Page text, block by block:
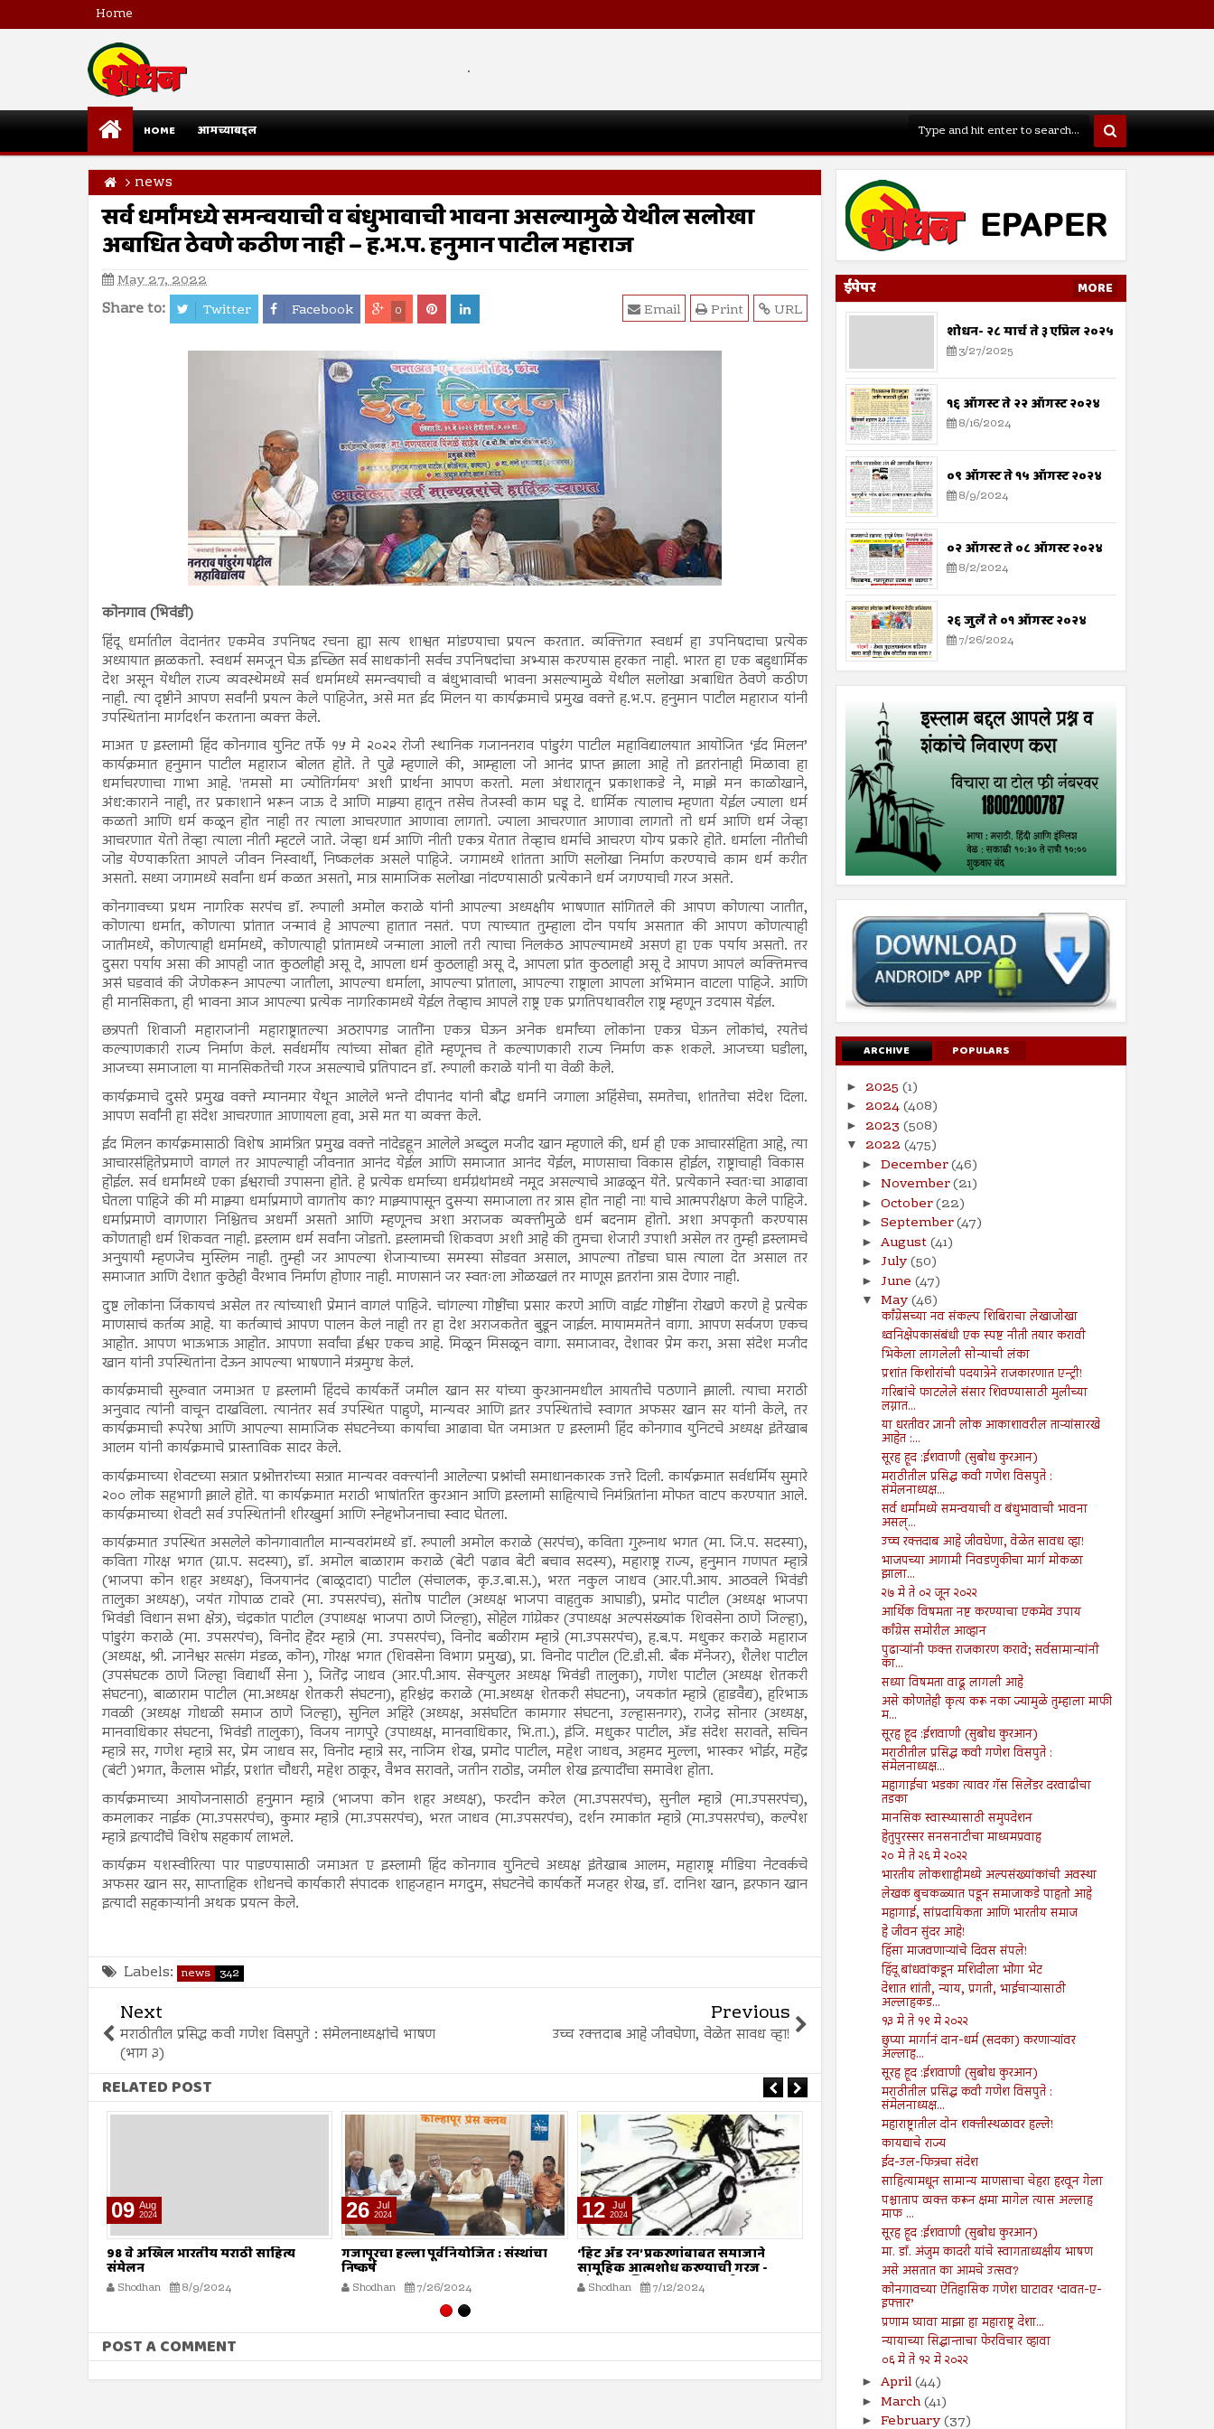
Home
.
HOME आमच्याबद्दल
news
सर्व धर्मांमध्ये समन्वयाची व बंधुभावाची भावना असल्यामुळे येथील सलोखा
अबाधित ठेवणे कठीण नाही – ह.भ.प. हनुमान पाटील महाराज
May 27, 2022
Share to: Twitter Facebook 0 URL
Print
Email
कोनगाव (भिवंडी)
हिंदू धर्मातील वेदानंतर एकमेव उपनिषद रचना ह्या सत्य शाश्वत मांडण्याचा प्रयत्न करतात. व्यक्तिगत स्वधर्म हा उपनिषदाचा प्रत्येक
अध्यायात झळकतो. स्वधर्म समजून घेऊ इच्छित सर्व साधकांनी सर्वच उपनिषदांचा अभ्यास करण्यास हरकत नाही. भारत हा एक बहुधार्मिक
देश असून येथील राज्य व्यवस्थेमध्ये सर्व धर्मामध्ये समन्वयाची व बंधुभावाची भावना असल्यामुळे येथील सलोखा अबाधित ठेवणे कठीण
नाही. त्या दृष्टीने आपण सर्वांनी प्रयत्न केले पाहिजेत, असे मत ईद मिलन या कार्यक्रमाचे प्रमुख वक्ते ह.भ.प. हनुमान पाटील महाराज यांनी
उपस्थितांना मार्गदर्शन करताना व्यक्त केले.
माअत ए इस्लामी हिंद कोनगाव युनिट तर्फे १५ मे २०२२ रोजी स्थानिक गजाननराव पांडुरंग पाटील महाविद्यालयात आयोजित ‘ईद मिलन’
कार्यक्रमात हनुमान पाटील महाराज बोलत होते. ते पुढे म्हणाले की, आम्हाला जो आनंद प्राप्त झाला आहे तो इतरांनाही मिळावा हा
धर्माचरणाचा गाभा आहे. 'तमसो मा ज्योतिर्गमय' अशी प्रार्थना आपण करतो. मला अंधारातून प्रकाशाकडे ने, माझे मन काळोखाने,
अंध:काराने नाही, तर प्रकाशाने भरून जाऊ दे आणि माझ्या हातून तसेच तेजस्वी काम घडू दे. धार्मिक त्यालाच म्हणता येईल ज्याला धर्म
कळतो आणि धर्म कळून होत नाही तर त्याला आचरणात आणावा लागतो. ज्याला आचरणात आणावा लागतो तो धर्म आणि धर्म जेव्हा
आचरणात येतो तेव्हा त्याला नीती म्हटले जाते. जेव्हा धर्म आणि नीती एकत्र येतात तेव्हाच धर्माचे आचरण योग्य प्रकारे होते. धर्माला नीतीची
जोड येण्याकरिता आपले जीवन निस्वार्थी, निष्कलंक असले पाहिजे. जगामध्ये शांतता आणि सलोखा निर्माण करण्याचे काम धर्म करीत
असतो. सध्या जगामध्ये सर्वांना धर्म कळत असतो, मात्र सामाजिक सलोखा नांदण्यासाठी प्रत्येकाने धर्म जगण्याची गरज असते.
कोनगावच्या प्रथम नागरिक सरपंच डॉ. रुपाली अमोल कराळे यांनी आपल्या अध्यक्षीय भाषणात सांगितले की आपण कोणत्या जातीत,
कोणत्या धर्मात, कोणत्या प्रांतात जन्मावं हे आपल्या हातात नसतं. पण त्याच्यात तुम्हाला दोन पर्याय असतात की आपण कोणत्याही
जातीमध्ये, कोणत्याही धर्मामध्ये, कोणत्याही प्रांतामध्ये जन्माला आलो तरी त्याचा निलकंठ आपल्यामध्ये असणं हा एक पर्याय असतो. तर
दुसरा पर्याय असा की आपही जात कुठलीही असू दे, आपला धर्म कुठलाही असू दे, आपला प्रांत कुठलाही असू दे आपण आपलं व्यक्तिमत्त्व
असं घडवावं की जेणेकरून आपल्या जातीला, आपल्या धर्माला, आपल्या प्रांताला, आपल्या राष्ट्राला आपला अभिमान वाटला पाहिजे. आणि
ही मानसिकता, ही भावना आज आपल्या प्रत्येक नागरिकामध्ये येईल तेव्हाच आपले राष्ट्र एक प्रगतिपथावरील राष्ट्र म्हणून उदयास येईल.
छत्रपती शिवाजी महाराजांनी महाराष्ट्रातल्या अठरापगड जातींना एकत्र घेऊन अनेक धर्मांच्या लोकांना एकत्र घेऊन लोकांचं, रयतेचं
कल्याणकारी राज्य निर्माण केलं. सर्वधर्मीय त्यांच्या सोबत होते म्हणूनच ते कल्याणकारी राज्य निर्माण करू शकले. आजच्या घडीला,
आजच्या समाजाला या मानसिकतेची गरज असल्याचे प्रतिपादन डॉ. रुपाली कराळे यांनी या वेळी केले.
कार्यक्रमाचे दुसरे प्रमुख वक्ते म्यानमार येथून आलेले भन्ते दीपानंद यांनी बौद्ध धर्माने जगाला अहिंसेचा, समतेचा, शांततेचा संदेश दिला.
आपण सर्वांनी हा संदेश आचरणात आणायला हवा, असे मत या व्यक्त केले.
ईद मिलन कार्यक्रमासाठी विशेष आमंत्रित प्रमुख वक्ते नांदेडहून आलेले अब्दुल मजीद खान म्हणाले की, धर्म ही एक आचारसंहिता आहे, त्या
आचारसंहितेप्रमाणे वागलं तर आपल्याही जीवनात आनंद येईल आणि समाजात आनंद येईल, माणसाचा विकास होईल, राष्ट्राचाही विकास
होईल. सर्व धर्मांमध्ये एका ईश्वराची उपासना होते. हे प्रत्येक धर्माच्या धर्मग्रंथांमध्ये नमूद असल्याचे आढळून येते. प्रत्येकाने स्वतःचा आढावा
घेतला पाहिजे की मी माझ्या धर्माप्रमाणे वागतोय का? माझ्यापासून दुसऱ्या समाजाला तर त्रास होत नाही ना! याचे आत्मपरीक्षण केले पाहिजे.
धर्माप्रमाणे वागणारा निश्चितच अधर्मी असतो आणि म्हणूनच अशा अराजक व्यक्तीमुळे धर्म बदनाम होतो. अशा अपकृती करण्यास
कोणताही धर्म शिकवत नाही. इस्लाम धर्म सर्वांना जोडतो. इस्लामची शिकवण अशी आहे की तुमचा शेजारी उपाशी असेल तर तुम्ही इस्लामचे
अनुयायी म्हणजेच मुस्लिम नाही. तुम्ही जर आपल्या शेजाऱ्याच्या समस्या सोडवत असाल, आपल्या तोंडचा घास त्याला देत असाल तर
समाजात आणि देशात कुठेही वैरभाव निर्माण होणार नाही. माणसानं जर स्वतःला ओळखलं तर माणूस इतरांना त्रास देणार नाही.
दुष्ट लोकांना जिंकायचं असेल तर त्यांच्याशी प्रेमानं वागलं पाहिजे. चांगल्या गोष्टींचा प्रसार करणे आणि वाईट गोष्टींना रोखणे करणे हे प्रत्येक
माणसाचं कर्तव्य आहे. या कर्तव्याचं आपण पालन केलं नाही तर हा देश अराजकतेत बुडून जाईल. मायाममतेनं वागा. आपण सर्वजण एकच
आहोत. आपण भाऊभाऊ आहोत. आपणा सर्वांचा ईश्वर एकच आहे. मिळून मिसळून वागा. समाजावर, देशावर प्रेम करा, असा संदेश मजीद
खान यांनी उपस्थितांना देऊन आपल्या भाषणाने मंत्रमुग्ध केलं.
कार्यक्रमाची सुरुवात जमाअत ए इस्लामी हिंदचे कार्यकर्ते जमील खान सर यांच्या कुरआनमधील आयतीचे पठणाने झाली. त्याचा मराठी
अनुवाद त्यांनी वाचून दाखविला. त्यानंतर सर्व उपस्थित पाहुणे, मान्यवर आणि इतर उपस्थितांचे स्वागत अफसर खान सर यांनी केले, तर
कार्यक्रमाची रूपरेषा आणि आपल्या सामाजिक संघटनेच्या कार्याचा आढावा घेत जमाअत ए इस्लामी हिंद कोनगाव युनिटचे अध्यक्ष इंतेखाब
आलम यांनी कार्यक्रमाचे प्रास्ताविक सादर केले.
कार्यक्रमाच्या शेवटच्या सत्रात प्रश्नोत्तरांच्या सत्रात मान्यवर वक्त्यांनी आलेल्या प्रश्नांची समाधानकारक उत्तरे दिली. कार्यक्रमात सर्वधर्मिय सुमारे
२०० लोक सहभागी झाले होते. या कार्यक्रमात मराठी भाषांतरित कुरआन आणि इस्लामी साहित्याचे निमंत्रितांना मोफत वाटप करण्यात आले.
कार्यक्रमाच्या शेवटी सर्व उपस्थितांनी शीरखुर्मा आणि स्नेहभोजनाचा स्वाद घेतला.
कार्यक्रमात उपस्थित असलेले कोनगावातील मान्यवरांमध्ये डॉ. रुपाली अमोल कराळे (सरपंच), कविता गुरुनाथ भगत (मा. जि.प. सदस्या),
कविता गोरक्ष भगत (ग्रा.प. सदस्या), डॉ. अमोल बाळाराम कराळे (बेटी पढाव बेटी बचाव सदस्य), महाराष्ट्र राज्य, हनुमान गणपत म्हात्रे
(भाजपा कोन शहर अध्यक्ष), विजयानंद (बाळूदादा) पाटील (संचालक, कृ.उ.बा.स.), भरत नकुल जाधव (आर.पी.आय. आठवले भिवंडी
तालुका अध्यक्ष), जयंत गोपाळ टावरे (मा. उपसरपंच), संतोष पाटील (अध्यक्ष भाजपा वाहतुक आघाडी), प्रमोद पाटील (अध्यक्ष भाजपा
भिवंडी विधान सभा क्षेत्र), चंद्रकांत पाटील (उपाध्यक्ष भाजपा ठाणे जिल्हा), सोहेल गांग्रेकर (उपाध्यक्ष अल्पसंख्यांक शिवसेना ठाणे जिल्हा),
पांडुरंग कराळे (मा. उपसरपंच), विनोद हेंदर म्हात्रे (मा. उपसरपंच), विनोद बळीराम म्हात्रे (मा.उपसरपंच), ह.ब.प. मधुकर कराळे महाराज
(अध्यक्ष, श्री. ज्ञानेश्वर सत्संग मंडळ, कोन), गोरक्ष भगत (शिवसेना विभाग प्रमुख), प्रा. विनोद पाटील (टि.डी.सी. बँक मॅनेजर), शैलेश पाटील
(उपसंघटक ठाणे जिल्हा विद्यार्थी सेना ), जितेंद्र जाधव (आर.पी.आय. सेक्युलर अध्यक्ष भिवंडी तालुका), गणेश पाटील (अध्यक्ष शेतकरी
संघटना), बाळाराम पाटील (मा.अध्यक्ष शेतकरी संघटना), हरिश्चंद्र कराळे (मा.अध्यक्ष शेतकरी संघटना), जयकांत म्हात्रे (हाडवैद्य), हरिभाऊ
गवळी (अध्यक्ष गोधळी समाज ठाणे जिल्हा), सुनिल अहिरे (अध्यक्ष, असंघटित कामगार संघटना, उल्हासनगर), राजेद्र सोनार (अध्यक्ष,
मानवाधिकार संघटना, भिवंडी तालुका), विजय नागपुरे (उपाध्यक्ष, मानवाधिकार, भि.ता.), इंजि. मधुकर पाटील, अ‍ॅड संदेश सरावते, सचिन
म्हात्रे सर, गणेश म्हात्रे सर, प्रेम जाधव सर, विनोद म्हात्रे सर, नाजिम शेख, प्रमोद पाटील, महेश जाधव, अहमद मुल्ला, भास्कर भोईर, महेंद्र
(बंटी )भगत, कैलास भोईर, प्रशांत चौधरी, महेश ठाकूर, वैभव सरावते, जतीन राठोड, जमील शेख इत्यादींचा समावेश होता.
कार्यक्रमाच्या आयोजनासाठी हनुमान म्हात्रे (भाजपा कोन शहर अध्यक्ष), फरदीन करेल (मा.उपसरपंच), सुनील म्हात्रे (मा.उपसरपंच),
कमलाकर नाईक (मा.उपसरपंच), कुमार म्हात्रे (मा.उपसरपंच), भरत जाधव (मा.उपसरपंच), दर्शन रमाकांत म्हात्रे (मा.उपसरपंच), कल्पेश
म्हात्रे इत्यादींचे विशेष सहकार्य लाभले.
कार्यक्रम यशस्वीरित्या पार पाडण्यासाठी जमाअत ए इस्लामी हिंद कोनगाव युनिटचे अध्यक्ष इंतेखाब आलम, महाराष्ट्र मीडिया नेटवर्कचे
अफसर खान सर, साप्ताहिक शोधनचे कार्यकारी संपादक शाहजहान मगदुम, संघटनेचे कार्यकर्ते मजहर शेख, डॉ. दानिश खान, इरफान खान
इत्यादी सहकाऱ्यांनी अथक प्रयत्न केले.
Labels: news 342
Next
मराठीतील प्रसिद्ध कवी गणेश विसपुते : संमेलनाध्यक्षांचे भाषण
(भाग ३)
Previous
उच्च रक्तदाब आहे जीवघेणा, वेळेत सावध व्हा!
RELATED POST
26 Jul
2024
गजापूरचा हल्ला पूर्वनियोजित : संस्थांचा
निष्कर्ष
Shodhan 7/26/2024
12 Jul
2024
‘हिट अँड रन’ प्रकरणांबाबत समाजाने
सामूहिक आत्मशोध करण्याची गरज -
मौलाना इलियास खान फलाही
Shodhan 7/12/2024
28 Jun
2024
मौलाना इलियास खान फलाही यांचे अंमली
पदार्थांच्या गैरवापराविरोधात सामूहिक
कारवाईचे आवाहन
Shodhan 6/28/2024
इस्लामोफोबिक ‘हमारे बारा’ चित्रपटाच्या
प्रदर्शनाला सर्वोच्च न्यायालयाची स्थगिती
6/21/2024
14 Jun
ऑनलाइन जुगारामुळे आर्थिक,
Shodhan
POST A COMMENT
ईपेपर MORE
शोधन- २८ मार्च ते ३ एप्रिल २०२५
3/27/2025
१६ ऑगस्ट ते २२ ऑगस्ट २०२४
8/16/2024
०९ ऑगस्ट ते १५ ऑगस्ट २०२४
8/9/2024
०२ ऑगस्ट ते ०८ ऑगस्ट २०२४
8/2/2024
२६ जुलै ते ०१ ऑगस्ट २०२४
7/26/2024
ARCHIVE POPULARS
► 2025 (1)
► 2024(408)
► 2023 (508)
▼ 2022 (475)
► December(46)
► November(21)
► October(22)
► September(47)
► August(41)
► July(50)
► June (47)
▼ May(46)
काँग्रेसच्या नव संकल्प शिबिराचा लेखाजोखा
ध्वनिक्षेपकासंबंधी एक स्पष्ट नीती तयार करावी
भिकेला लागलेली सोन्याची लंका
प्रशांत किशोरांची पदयात्रेने राजकारणात एन्ट्री!
गरिबांचे फाटलेले संसार शिवण्यासाठी मुलीच्या
लग्नात...
या धरतीवर ज्ञानी लोक आकाशावरील ताऱ्यांसारखे
आहेत :...
सूरह हूद :ईशवाणी (सुबोध कुरआन)
मराठीतील प्रसिद्ध कवी गणेश विसपुते :
संमेलनाध्यक्ष...
सर्व धर्मांमध्ये समन्वयाची व बंधुभावाची भावना
असल्...
उच्च रक्तदाब आहे जीवघेणा, वेळेत सावध व्हा!
भाजपच्या आगामी निवडणुकीचा मार्ग मोकळा
झाला...
२७ मे ते ०२ जून २०२२
आर्थिक विषमता नष्ट करण्याचा एकमेव उपाय
काँग्रेस समोरील आव्हान
पुढाऱ्यांनी फक्त राजकारण करावे; सर्वसामान्यांनी
का...
सध्या विषमता वाढू लागली आहे
असे कोणतेही कृत्य करू नका ज्यामुळे तुम्हाला माफी
म...
सूरह हूद :ईशवाणी (सुबोध कुरआन)
मराठीतील प्रसिद्ध कवी गणेश विसपुते :
संमेलनाध्यक्ष...
महागाईचा भडका त्यावर गॅस सिलेंडर दरवाढीचा
तडका
मानसिक स्वास्थ्यासाठी समुपदेशन
हेतुपुरस्सर सनसनाटीचा माध्यमप्रवाह
२० मे ते २६ मे २०२२
भारतीय लोकशाहीमध्ये अल्पसंख्यांकांची अवस्था
लेखक बुचकळ्यात पडून समाजाकडे पाहतो आहे
महागाई, सांप्रदायिकता आणि भारतीय समाज
हे जीवन सुंदर आहे!
हिंसा माजवणाऱ्यांचे दिवस संपले!
हिंदू बांधवांकडून मशिदीला भोंगा भेट
देशात शांती, न्याय, प्रगती, भाईचाऱ्यासाठी
अल्लाहकड...
१३ मे ते १९ मे २०२२
छुप्या मार्गानं दान-धर्म (सदका) करणाऱ्यांवर
अल्लाह...
सूरह हूद :ईशवाणी (सुबोध कुरआन)
मराठीतील प्रसिद्ध कवी गणेश विसपुते :
संमेलनाध्यक्ष...
महाराष्ट्रातील दोन शक्तीस्थळावर हल्ले!
कायद्याचे राज्य
ईद-उल-फित्रचा संदेश
साहित्यामधून सामान्य माणसाचा चेहरा हरवून गेला
पश्चाताप व्यक्त करून क्षमा मागेल त्यास अल्लाह
माफ ...
सूरह हूद :ईशवाणी (सुबोध कुरआन)
मा. डॉ. अंजुम कादरी यांचे स्वागताध्यक्षीय भाषण
असे असतात का आमचे उत्सव?
कोनगावच्या ऐतिहासिक गणेश घाटावर ‘दावत-ए-
इफ्तार’
प्रणाम घ्यावा माझा हा महाराष्ट्र देशा...
न्यायाच्या सिद्धान्ताचा फेरविचार व्हावा
०६ मे ते १२ मे २०२२
► April(44)
► March(41)
► February(37)